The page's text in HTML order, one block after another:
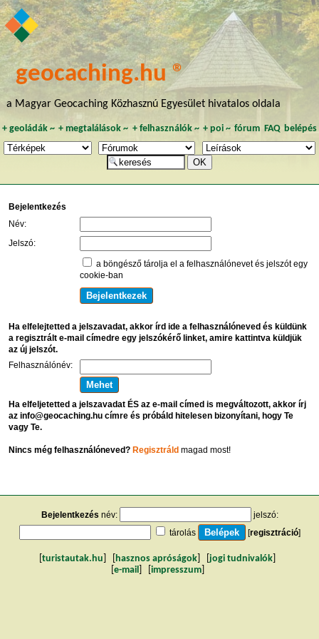
geocaching.hu ®
a Magyar Geocaching Közhasznú Egyesület hivatalos oldala
+ geoládák~ +megtalálások ~ + felhasználók~ + poi~ fórum FAQ belépés
Bejelentkezés
Név:
Jelszó:
a böngésző tárolja el a felhasználónevet és jelszót egy
cookie-ban
Ha elfelejtetted a jelszavadat, akkor írd ide a felhasználóneved és küldünk
a regisztrált e-mail címedre egy jelszókérő linket, amire kattintva küldjük
az új jelszót.
Felhasználónév:
Ha elfeljetetted a jelszavadat ÉS az e-mail címed is megváltozott, akkor írj
az info@geocaching.hu címre és próbáld hitelesen bizonyítani, hogy Te
vagy Te.
Nincs még felhasználóneved? Regisztráldmagad most!
Bejelentkezés név:
jelszó:
tárolás
[regisztráció]
turistautak.hu hasznos apróságok jogi tudnivalók
e-mail impresszum]